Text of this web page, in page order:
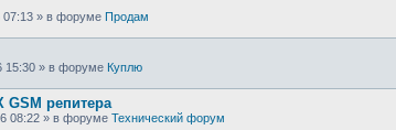
07:13 » в форуме Продам
15:30 » в форуме Куплю
GSM репитера
08:22 » в форуме Технический форум